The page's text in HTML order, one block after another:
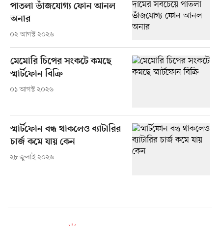
পাতলা ভাঁজযোগ্য ফোন আনল
অনার
০২ আগস্ট ২০২৬
মেমোরি চিপের সংকটে কমছে
স্মার্টফোন বিক্রি
০১ আগস্ট ২০২৬
স্মার্টফোন বন্ধ থাকলেও ব্যাটারির
চার্জ কমে যায় কেন
২৮ জুলাই ২০২৬